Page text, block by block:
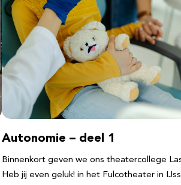
Autonomie – deel 1
Binnenkort geven we ons theatercollege
Heb jij even geluk! in het Fulcotheater in